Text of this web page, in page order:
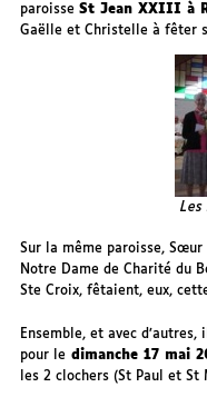
paroisseSt Jean XXIII à
Gaëlle et Christelle à fêter
Les
Sur la même paroisse,
Notre Dame de Charité du
Ste Croix, fêtaient, eux,
Ensemble, et avec
pour le dimanche 17 mai
les 2 clochers (St Paul et St